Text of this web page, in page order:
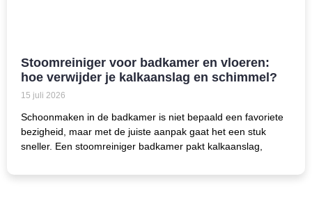
Stoomreiniger voor badkamer en vloeren:
hoe verwijder je kalkaanslag en schimmel?
15 juli 2026
Schoonmaken in de badkamer is niet bepaald een favoriete
bezigheid, maar met de juiste aanpak gaat het een stuk
sneller. Een stoomreiniger badkamer pakt kalkaanslag,